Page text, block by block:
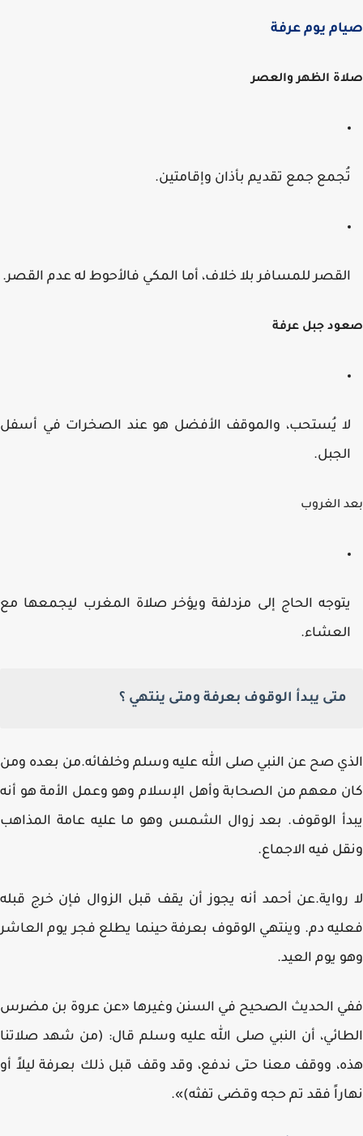
يوم عرفة
الظهر والعصر
جمع تقديم بأذان وإقامتين.
للمسافر بلا خلاف، أما المكي فالأحوط له عدم القصر.
جبل عرفة
يُستحب، والموقف الأفضل هو عند الصخرات في أسفل
الغروب
الحاج إلى مزدلفة ويؤخر صلاة المغرب ليجمعها مع
متى يبدأ الوقوف بعرفة ومتى ينتهي ؟
صح عن النبي صلى الله عليه وسلم وخلفائه.من بعده ومن
معهم من الصحابة وأهل الإسلام وهو وعمل الأمة هو أنه
الوقوف. بعد زوال الشمس وهو ما عليه عامة المذاهب
فيه الاجماع.
رواية.عن أحمد أنه يجوز أن يقف قبل الزوال فإن خرج قبله
دم. وينتهي الوقوف بعرفة حينما يطلع فجر يوم العاشر
يوم العيد.
الحديث الصحيح في السنن وغيرها «عن عروة بن مضرس
أن النبي صلى الله عليه وسلم قال: (من شهد صلاتنا
ووقف معنا حتى ندفع، وقد وقف قبل ذلك بعرفة ليلاً أو
فقد تم حجه وقضى تفثه)».